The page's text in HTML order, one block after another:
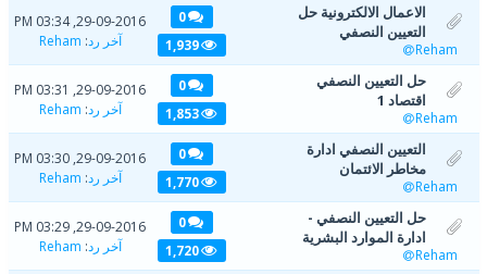
الاعمال الالكترونية حل
التعيين النصفي
Reham
0
1,939
29-09-2016, 03:34 PM
آخر رد:
Reham
حل التعيين النصفي
اقتصاد 1
Reham
0
1,853
29-09-2016, 03:31 PM
آخر رد:
Reham
التعيين النصفي ادارة
مخاطر الائتمان
Reham
0
1,770
29-09-2016, 03:30 PM
آخر رد:
Reham
حل التعيين النصفي -
ادارة الموارد البشرية
Reham
0
1,720
29-09-2016, 03:29 PM
آخر رد:
Reham